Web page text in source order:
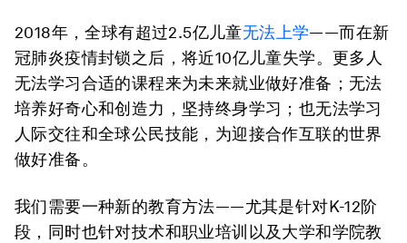
2018年，全球有超过2.5亿儿童无法上学——而在新
冠肺炎疫情封锁之后，将近10亿儿童失学。更多人
无法学习合适的课程来为未来就业做好准备；无法
培养好奇心和创造力，坚持终身学习；也无法学习
人际交往和全球公民技能，为迎接合作互联的世界
做好准备。
我们需要一种新的教育方法——尤其是针对K-12阶
段，同时也针对技术和职业培训以及大学和学院教